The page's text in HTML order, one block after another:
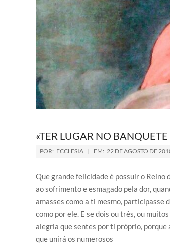
«TER LUGAR NO
POR: ECCLESIA EM: 22 DE AGOSTO DE
Que grande felicidade é possuir o Reino
ao sofrimento e esmagado pela dor,
amasses como a ti mesmo,
como por ele. E se dois ou três, ou
alegria que sentes por ti próprio, porque
que unirá os numerosos